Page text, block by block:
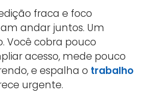
fraca e foco
andar juntos. Um
Você cobra pouco
acesso, mede pouco
e espalha o trabalho
urgente.